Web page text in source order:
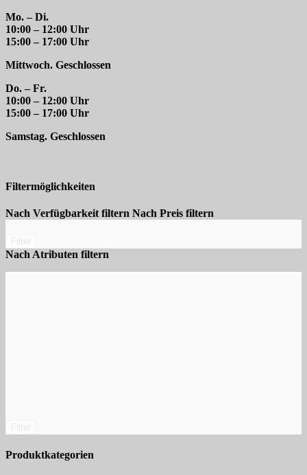
Mo. – Di.
10:00 – 12:00 Uhr
15:00 – 17:00 Uhr
Mittwoch. Geschlossen
Do. – Fr.
10:00 – 12:00 Uhr
15:00 – 17:00 Uhr
Samstag. Geschlossen
Filtermöglichkeiten
Nach Verfügbarkeit filtern Nach Preis filtern
Nach Atributen filtern
Produktkategorien